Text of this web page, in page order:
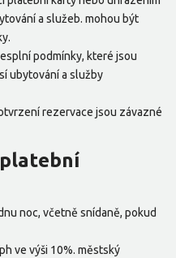
a služeb. mohou být
podmínky, které jsou
ubytování a služby
rezervace jsou závazné
noc, včetně snídaně, pokud
ve výši 10%. městský